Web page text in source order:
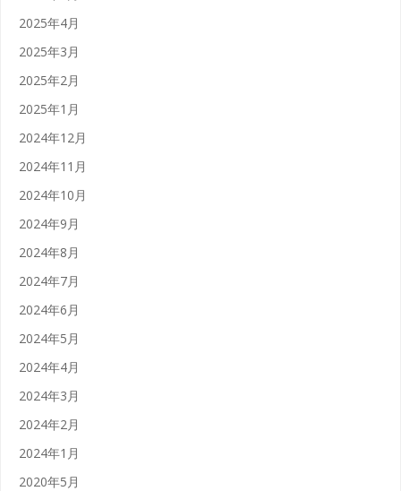
2025年4月
2025年3月
2025年2月
2025年1月
2024年12月
2024年11月
2024年10月
2024年9月
2024年8月
2024年7月
2024年6月
2024年5月
2024年4月
2024年3月
2024年2月
2024年1月
2020年5月